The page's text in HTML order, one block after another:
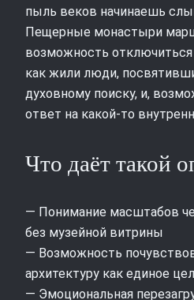
пыль веков начинаешь
Пещерные монастыри
возможность
как жили люди,
духовному поиску, и,
ответ на какой-то
Что даёт такой
— Понимание масштабов
без музейной витрины
— Возможность
архитектуру как единое
— Эмоциональная